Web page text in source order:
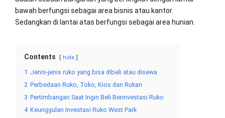
bawah berfungsi sebagai area bisnis atau kantor.
Sedangkan di lantai atas berfungsi sebagai area hunian.
Contents hide
1 Jenis-jenis ruko yang bisa dibeli atau disewa
2 Perbedaan Ruko, Toko, Kios dan Rukan
3 Pertimbangan Saat Ingin Beli Berinvestasi Ruko
4 Keunggulan Investasi Ruko West Park